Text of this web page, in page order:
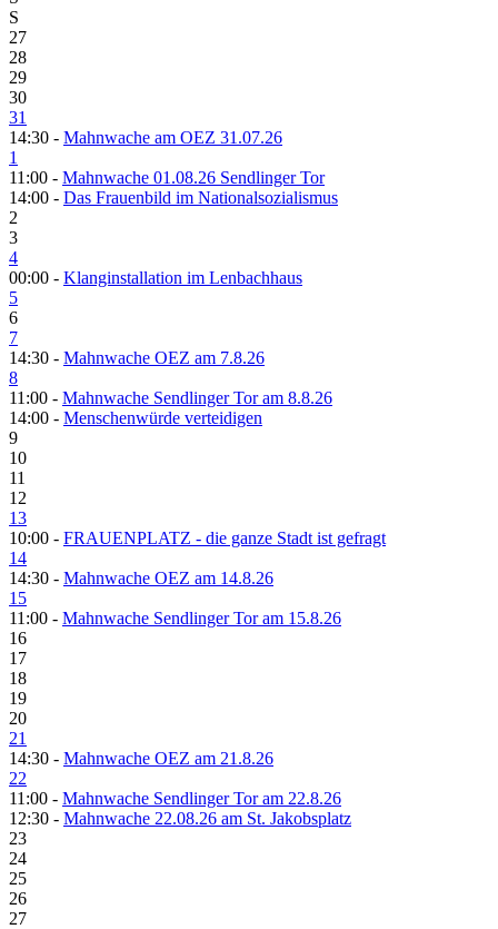
S
27
28
29
30
31
14:30 - Mahnwache am OEZ 31.07.26
1
11:00 - Mahnwache 01.08.26 Sendlinger Tor
14:00 - Das Frauenbild im Nationalsozialismus
2
3
4
00:00 - Klanginstallation im Lenbachhaus
5
6
7
14:30 - Mahnwache OEZ am 7.8.26
8
11:00 - Mahnwache Sendlinger Tor am 8.8.26
14:00 - Menschenwürde verteidigen
9
10
11
12
13
10:00 - FRAUENPLATZ - die ganze Stadt ist gefragt
14
14:30 - Mahnwache OEZ am 14.8.26
15
11:00 - Mahnwache Sendlinger Tor am 15.8.26
16
17
18
19
20
21
14:30 - Mahnwache OEZ am 21.8.26
22
11:00 - Mahnwache Sendlinger Tor am 22.8.26
12:30 - Mahnwache 22.08.26 am St. Jakobsplatz
23
24
25
26
27